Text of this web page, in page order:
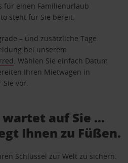
für einen Familienurlaub
steht für Sie bereit.
– und zusätzliche Tage
bei unserem
. Wählen Sie einfach Datum
Ihren Mietwagen in
vor.
auf Sie …
Ihnen zu Füßen.
Schlüssel zur Welt zu sichern.